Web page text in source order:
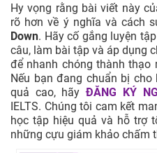
Hy vọng rằng bài viết này
rõ hơn về ý nghĩa và cách
Down. Hãy cố gắng luyện
câu, làm bài tập và áp dụng
để nhanh chóng thành thạo
Nếu bạn đang chuẩn bị
quả cao, hãyĐĂNG KÝ
IELTS. Chúng tôi cam kết
học tập hiệu quả và hỗ trợ
những cựu giám khảo chấm